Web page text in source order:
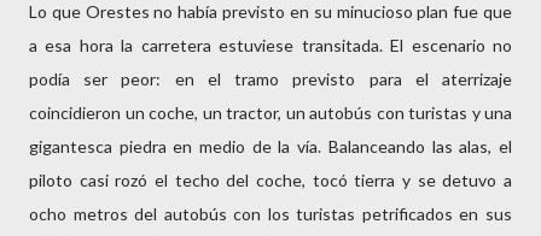
Lo que Orestes no había previsto en su minucioso plan fue que
a esa hora la carretera estuviese transitada. El escenario no
podía ser peor: en el tramo previsto para el aterrizaje
coincidieron un coche, un tractor, un autobús con turistas y una
gigantesca piedra en medio de la vía. Balanceando las alas, el
piloto casi rozó el techo del coche, tocó tierra y se detuvo a
ocho metros del autobús con los turistas petrificados en sus